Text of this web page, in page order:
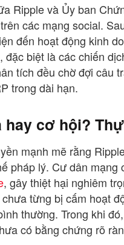
Ripple và Ủy ban
các mạng social.
đến hoạt động kinh
đặc biệt là các chiến
tích đều chờ đợi câu
trong dài hạn.
hay cơ hội?
mạnh mẽ rằng
pháp lý. Cư dân
, gây thiệt hại nghiêm
từng bị cấm hoạt
thường. Trong khi
có bằng chứng rõ